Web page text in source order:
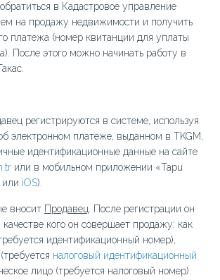
в Кадастровое управление
на продажу недвижимости и получить
платежа (номер квитанции для уплаты
После этого можно начинать работу в
регистрируются в системе, используя
электронном платеже, выданном в TKGM,
идентификационные данные на сайте
или в мобильном приложении «Tapu
или iOS).
вносит Продавец . После регистрации он
кого он совершает продажу: как
идентификационный номер),
налоговый идентификационный
лицо (требуется налоговый номер).